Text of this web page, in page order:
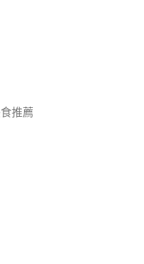
推薦